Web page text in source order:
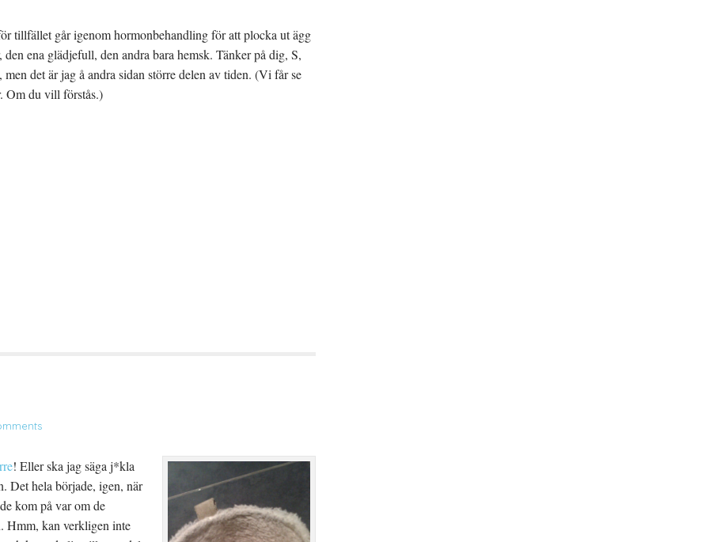
tillfället går igenom hormonbehandling för att plocka ut ägg
ena glädjefull, den andra bara hemsk. Tänker på dig, S,
det är jag å andra sidan större delen av tiden. (Vi får se
Om du vill förstås.)
! Eller ska jag säga j*kla
Det hela började, igen, när
kom på var om de
Hmm, kan verkligen inte